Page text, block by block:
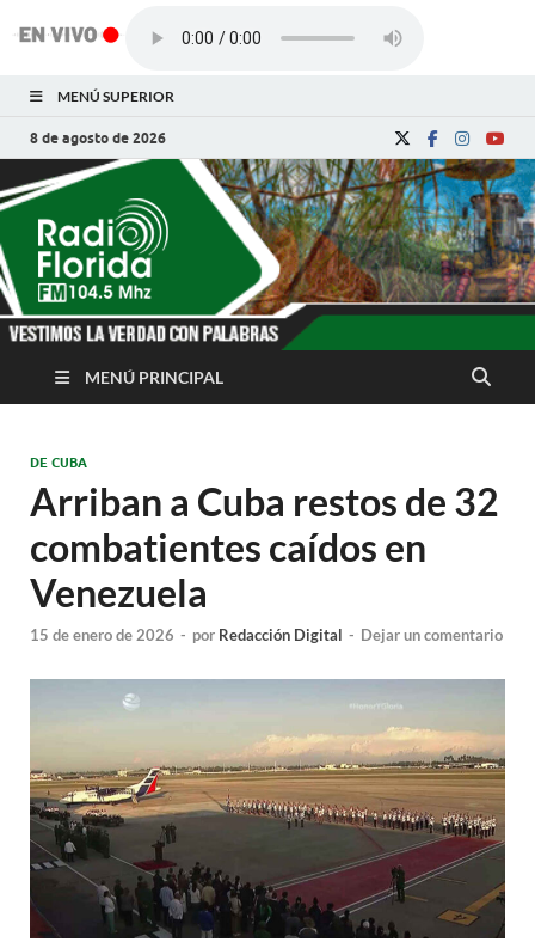
MENÚ SUPERIOR
8 de agosto de 2026
Radio Florida de
Cuba
Noticias y Actualidades de Florida, Camagüey,
MENÚ PRINCIPAL
DE CUBA
Arriban a Cuba restos de 32
combatientes caídos en
Venezuela
15 de enero de 2026 - por Redacción Digital - Dejar un comentario